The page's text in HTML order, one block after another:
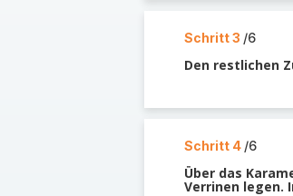
Schritt 3 /6
Den restlichen
Schritt 4 /6
Über das
Verrinen legen.